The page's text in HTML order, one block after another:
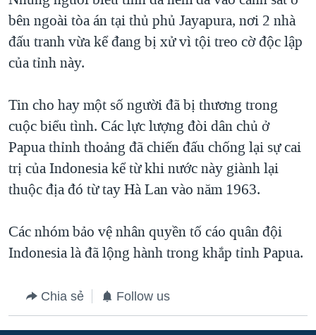
ĐỜI SỐNG
KINH TẾ
KHOA HỌC
VĂN HOÁ
THỂ THAO
GIÁO DỤC
HÀNH TRÌNH BẦU CỬ 2024
MỘT NĂM CHIẾN TRANH TẠI DẢI GAZA
GIẢI MÃ VÀNH ĐAI & CON ĐƯỜNG
TRỊNH VĨNH BÌNH - NGƯỜI HẠ 'BÊN THẮNG CUỘC'
GROUND ZERO – XƯA VÀ NAY
CHI PHÍ CHIẾN TRANH AFGHANISTAN
CÁC GIÁ TRỊ CỘNG HÒA Ở VIỆT NAM
TRỊNH VĨNH BÌNH VS. CHÍNH PHỦ VIỆT NAM
NGƯ DÂN VIỆT VÀ LÀN SÓNG TRỘM HẢI SÂM
NGHE
MẠNG XÃ HỘI
Ngôn ngữ khác
bên ngoài tòa án tại thủ phủ Jayapura, nơi 2 nhà
đấu tranh vừa kể đang bị xử vì tội treo cờ độc lập
của tỉnh này.
Tin cho hay một số người đã bị thương trong
cuộc biểu tình. Các lực lượng đòi dân chủ ở
Papua thỉnh thoảng đã chiến đấu chống lại sự cai
trị của Indonesia kể từ khi nước này giành lại
thuộc địa đó từ tay Hà Lan vào năm 1963.
Các nhóm bảo vệ nhân quyền tố cáo quân đội
Indonesia là đã lộng hành trong khắp tỉnh Papua.
Chia sẻ Follow us